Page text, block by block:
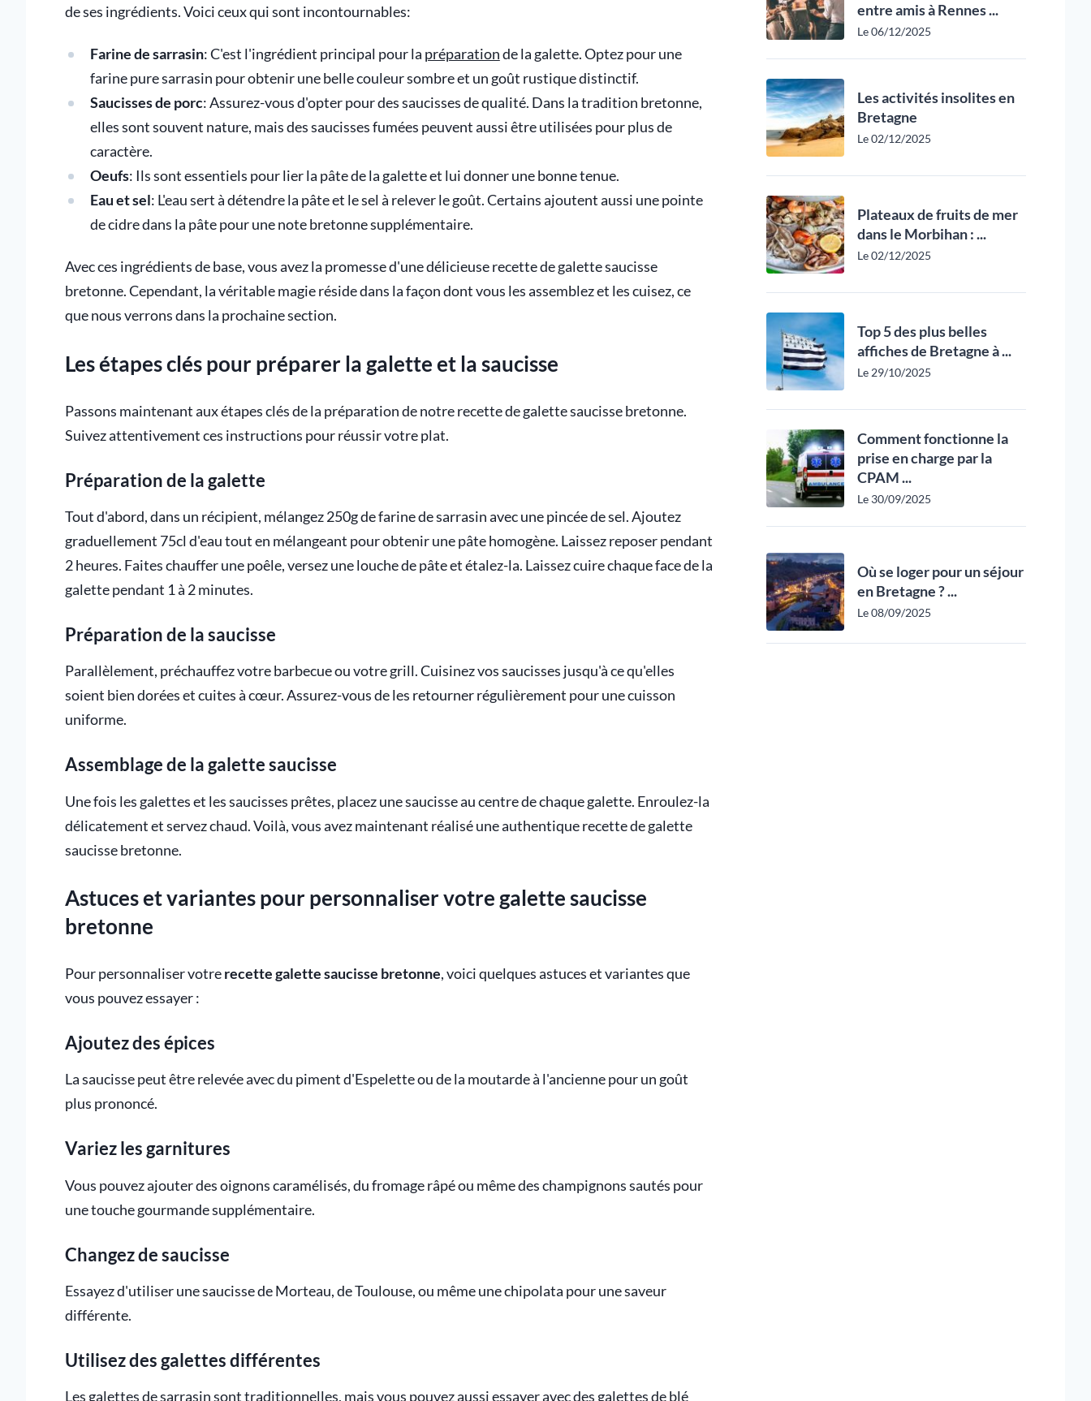
de ses ingrédients. Voici ceux qui sont incontournables:
Farine de sarrasin: C'est l'ingrédient principal pour la préparationde la galette. Optez pour une
farine pure sarrasin pour obtenir une belle couleur sombre et un goût rustique distinctif.
Saucisses de porc: Assurez-vous d'opter pour des saucisses de qualité. Dans la tradition bretonne,
elles sont souvent nature, mais des saucisses fumées peuvent aussi être utilisées pour plus de
caractère.
Oeufs: Ils sont essentiels pour lier la pâte de la galette et lui donner une bonne tenue.
Eau et sel: L'eau sert à détendre la pâte et le sel à relever le goût. Certains ajoutent aussi une pointe
de cidre dans la pâte pour une note bretonne supplémentaire.
Avec ces ingrédients de base, vous avez la promesse d'une délicieuse recette de galette saucisse
bretonne. Cependant, la véritable magie réside dans la façon dont vous les assemblez et les cuisez, ce
que nous verrons dans la prochaine section.
Les étapes clés pour préparer la galette et la saucisse
Passons maintenant aux étapes clés de la préparation de notre recette de galette saucisse bretonne.
Suivez attentivement ces instructions pour réussir votre plat.
Préparation de la galette
Tout d'abord, dans un récipient, mélangez 250g de farine de sarrasin avec une pincée de sel. Ajoutez
graduellement 75cl d'eau tout en mélangeant pour obtenir une pâte homogène. Laissez reposer pendant
2 heures. Faites chauffer une poêle, versez une louche de pâte et étalez-la. Laissez cuire chaque face de la
galette pendant 1 à 2 minutes.
Préparation de la saucisse
Parallèlement, préchauffez votre barbecue ou votre grill. Cuisinez vos saucisses jusqu'à ce qu'elles
soient bien dorées et cuites à cœur. Assurez-vous de les retourner régulièrement pour une cuisson
uniforme.
Assemblage de la galette saucisse
Une fois les galettes et les saucisses prêtes, placez une saucisse au centre de chaque galette. Enroulez-la
délicatement et servez chaud. Voilà, vous avez maintenant réalisé une authentique recette de galette
saucisse bretonne.
Astuces et variantes pour personnaliser votre galette saucisse
bretonne
Pour personnaliser votrerecette galette saucisse bretonne, voici quelques astuces et variantes que
vous pouvez essayer :
Ajoutez des épices
La saucisse peut être relevée avec du piment d'Espelette ou de la moutarde à l'ancienne pour un goût
plus prononcé.
Variez les garnitures
Vous pouvez ajouter des oignons caramélisés, du fromage râpé ou même des champignons sautés pour
une touche gourmande supplémentaire.
Changez de saucisse
Essayez d'utiliser une saucisse de Morteau, de Toulouse, ou même une chipolata pour une saveur
différente.
Utilisez des galettes différentes
Les galettes de sarrasin sont traditionnelles, mais vous pouvez aussi essayer avec des galettes de blé
entre amis à Rennes ...
Le 06/12/2025
Les activités insolites en
Bretagne
Le 02/12/2025
Plateaux de fruits de mer
dans le Morbihan : ...
Le 02/12/2025
Top 5 des plus belles
affiches de Bretagne à ...
Le 29/10/2025
Comment fonctionne la
prise en charge par la
CPAM ...
Le 30/09/2025
Où se loger pour un séjour
en Bretagne ? ...
Le 08/09/2025